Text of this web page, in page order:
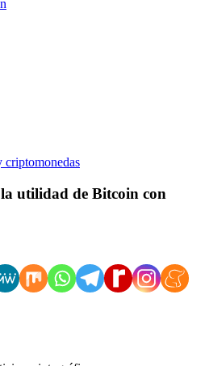
criptomonedas
utilidad de Bitcoin con